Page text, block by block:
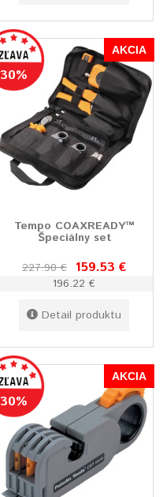
30%
AKCIA
Tempo COAXREADY™
Špeciálny set
227.90 € 159.53 €
196.22 €
Detail produktu
30%
AKCIA